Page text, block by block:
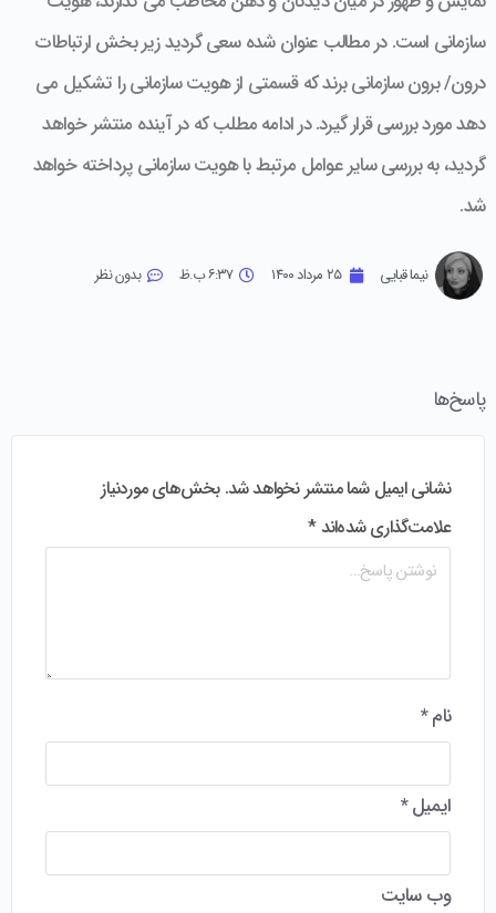
سازمانی است. در مطالب عنوان شده سعی گردید زیر بخش ارتباطات
درون/ برون سازمانی برند که قسمتی از هویت سازمانی را تشکیل می
دهد مورد بررسی قرار گیرد. در ادامه مطلب که در آینده منتشر خواهد
گردید، به بررسی سایر عوامل مرتبط با هویت سازمانی پرداخته خواهد
شد.
نیما قبایی ۲۵ مرداد ۱۴۰۰ ۶:۳۷ ب.ظ بدون نظر
پاسخ‌ها
نشانی ایمیل شما منتشر نخواهد شد. بخش‌های موردنیاز
علامت‌گذاری شده‌اند*
نام*
ایمیل*
وب‌ سایت